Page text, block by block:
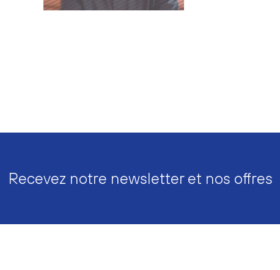
Recevez notre newsletter et nos offres